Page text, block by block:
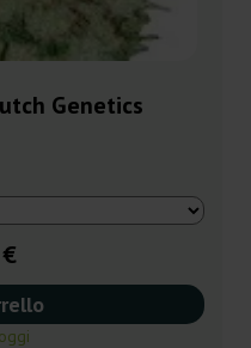
Genetics